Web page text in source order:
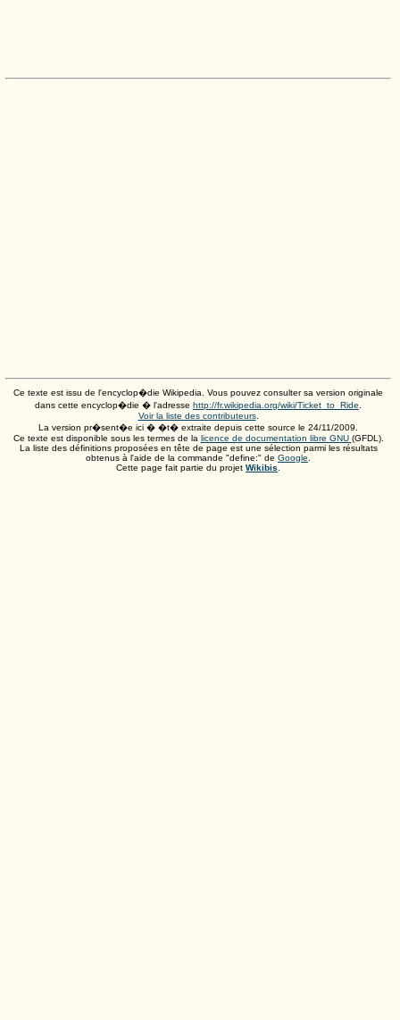
Ce texte est issu de l'encyclop�die Wikipedia. Vous pouvez consulter sa version originale
dans cette encyclop�die � l'adresse http://fr.wikipedia.org/wiki/Ticket_to_Ride
Voir la liste des contributeurs.
La version pr�sent�e ici � �t� extraite depuis cette source le 24/11/2009
Ce texte est disponible sous les termes de la licence de documentation libre GNU (GFDL).
La liste des définitions proposées en tête de page est une sélection parmi les résultats
obtenus à l'aide de la commande "define:" de Google
Cette page fait partie du projet Wikibis